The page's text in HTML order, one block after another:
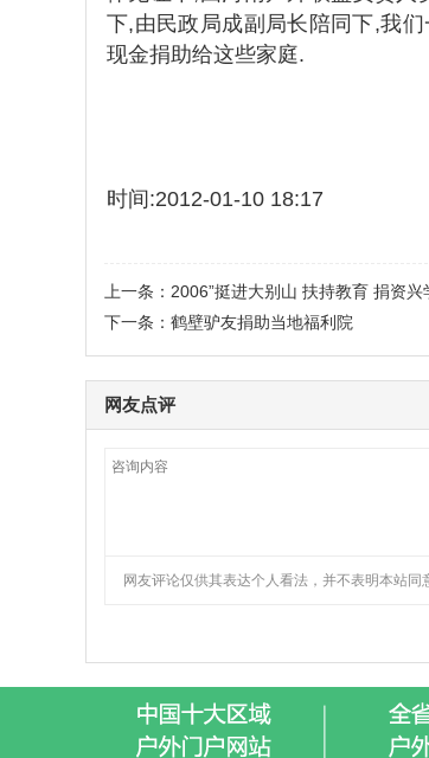
下,由民政局成副局长陪同下,我
现金捐助给这些家庭.
时间:2012-01-10 18:17
上一条： 2006”挺进大别山 扶持教育 捐资兴
下一条： 鹤壁驴友捐助当地福利院